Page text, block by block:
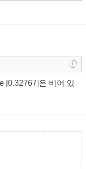
[0.32767]은 비어 있